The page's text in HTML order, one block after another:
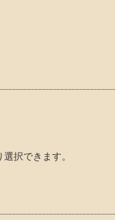
択できます。